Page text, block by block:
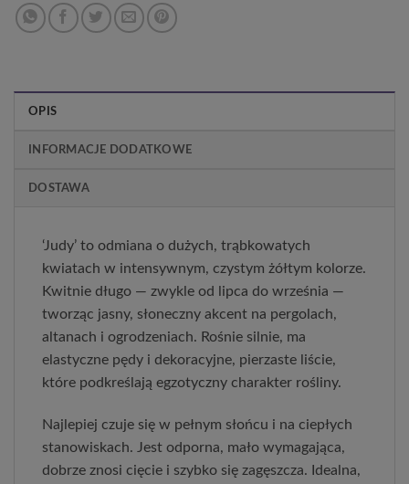
OPIS
INFORMACJE DODATKOWE
DOSTAWA
‘Judy’ to odmiana o dużych, trąbkowatych
kwiatach w intensywnym, czystym żółtym kolorze.
Kwitnie długo — zwykle od lipca do września —
tworząc jasny, słoneczny akcent na pergolach,
altanach i ogrodzeniach. Rośnie silnie, ma
elastyczne pędy i dekoracyjne, pierzaste liście,
które podkreślają egzotyczny charakter rośliny.
Najlepiej czuje się w pełnym słońcu i na ciepłych
stanowiskach. Jest odporna, mało wymagająca,
dobrze znosi cięcie i szybko się zagęszcza. Idealna,